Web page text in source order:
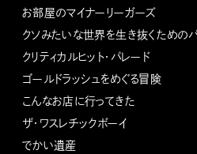
お部屋のマイナーリーガーズ
クソみたいな世界を生き抜くための
クリティカルヒット・パレード
ゴールドラッシュをめぐる冒険
こんなお店に行ってきた
ザ・ワスレチックボーイ
でかい遺産